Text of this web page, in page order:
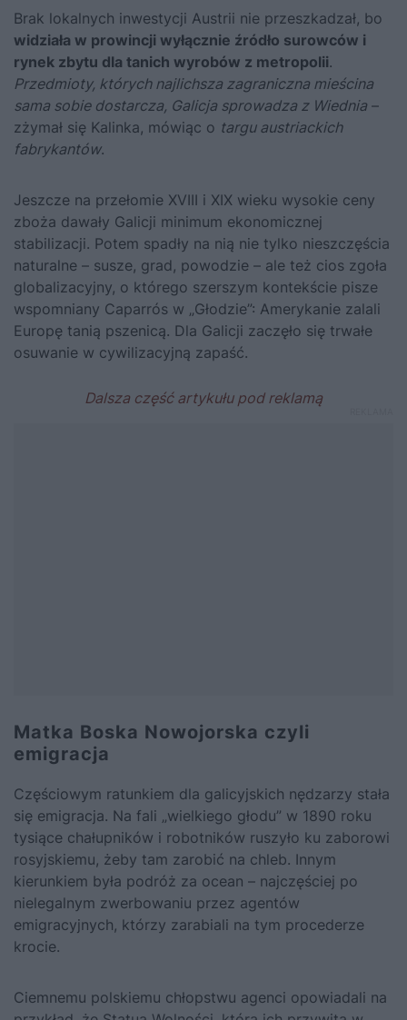
Brak lokalnych inwestycji Austrii nie przeszkadzał, bo
widziała w prowincji wyłącznie źródło surowców i
rynek zbytu dla tanich wyrobów z metropolii.
Przedmioty, których najlichsza zagraniczna mieścina
sama sobie dostarcza, Galicja sprowadza z Wiednia –
zżymał się Kalinka, mówiąc o targu austriackich
fabrykantów.
Jeszcze na przełomie XVIII i XIX wieku wysokie ceny
zboża dawały Galicji minimum ekonomicznej
stabilizacji. Potem spadły na nią nie tylko nieszczęścia
naturalne – susze, grad, powodzie – ale też cios zgoła
globalizacyjny, o którego szerszym kontekście pisze
wspomniany Caparrós w „Głodzie”: Amerykanie zalali
Europę tanią pszenicą. Dla Galicji zaczęło się trwałe
osuwanie w cywilizacyjną zapaść.
Matka Boska Nowojorska czyli
emigracja
Częściowym ratunkiem dla galicyjskich nędzarzy stała
się emigracja. Na fali „wielkiego głodu” w 1890 roku
tysiące chałupników i robotników ruszyło ku zaborowi
rosyjskiemu, żeby tam zarobić na chleb. Innym
kierunkiem była podróż za ocean – najczęściej po
nielegalnym zwerbowaniu przez agentów
emigracyjnych, którzy zarabiali na tym procederze
krocie.
Ciemnemu polskiemu chłopstwu agenci opowiadali na